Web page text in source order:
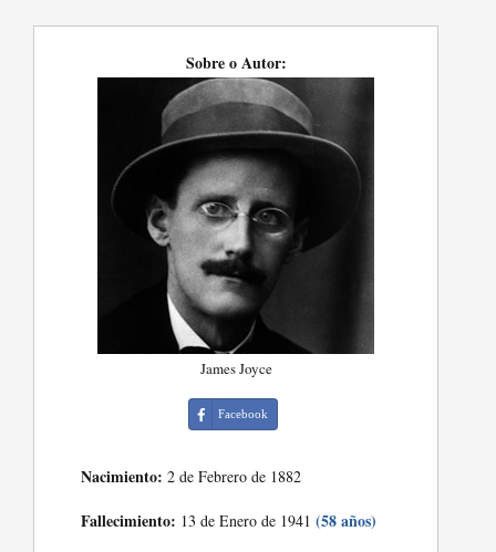
Sobre o Autor:
James Joyce
Facebook
Nacimiento: 2 de Febrero de 1882
Fallecimiento: 13 de Enero de 1941(58 años)